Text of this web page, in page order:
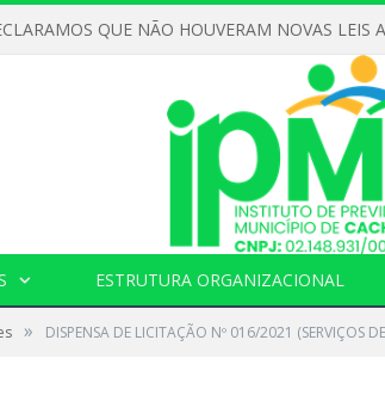
ESTRUTURA ORGANIZACIONAL
» DISPENSA DE LICITAÇÃO Nº 016/2021 (SERVIÇOS